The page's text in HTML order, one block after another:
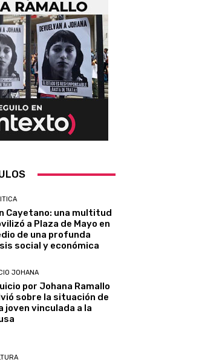
Cayetano: una multitud
a Plaza de Mayo en
de una profunda
social y económica
JOHANA
por Johana Ramallo
sobre la situación de
joven vinculada a la